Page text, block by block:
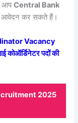
आपCentral Bank
आवेदन कर सकते हैं।
Vacancy
कोऑर्डिनेटर पदों की
2025